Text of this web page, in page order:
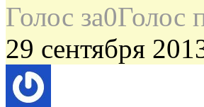
Голос за0Голос
29 сентября